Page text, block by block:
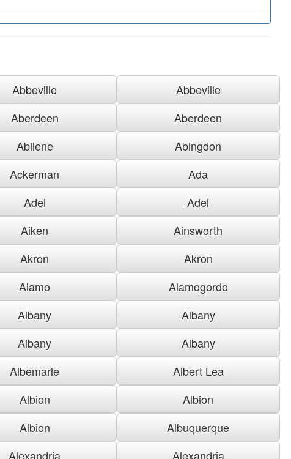
Abbeville
Abbeville
Aberdeen
Aberdeen
Abilene
Abingdon
Ackerman
Ada
Adel
Adel
Aiken
Ainsworth
Akron
Akron
Alamo
Alamogordo
Albany
Albany
Albany
Albany
Albemarle
Albert Lea
Albion
Albion
Albion
Albuquerque
Alexandria Alexandria